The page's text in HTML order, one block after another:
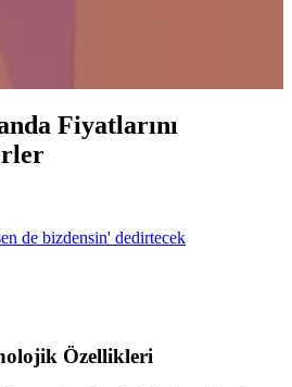
Fiyatlarını
de bizdensin' dedirtecek
Özellikleri